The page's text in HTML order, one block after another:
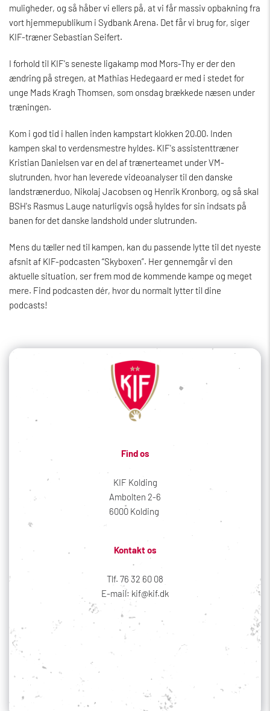
muligheder, og så håber vi ellers på, at vi får massiv opbakning fra
vort hjemmepublikum i Sydbank Arena. Det får vi brug for, siger
KIF-træner Sebastian Seifert.
I forhold til KIF's seneste ligakamp mod Mors-Thy er der den
ændring på stregen, at Mathias Hedegaard er med i stedet for
unge Mads Kragh Thomsen, som onsdag brækkede næsen under
træningen.
Kom i god tid i hallen inden kampstart klokken 20.00. Inden
kampen skal to verdensmestre hyldes. KIF's assistenttræner
Kristian Danielsen var en del af trænerteamet under VM-
slutrunden, hvor han leverede videoanalyser til den danske
landstrænerduo, Nikolaj Jacobsen og Henrik Kronborg, og så skal
BSH's Rasmus Lauge naturligvis også hyldes for sin indsats på
banen for det danske landshold under slutrunden.
Mens du tæller ned til kampen, kan du passende lytte til det nyeste
afsnit af KIF-podcasten “Skyboxen”. Her gennemgår vi den
aktuelle situation, ser frem mod de kommende kampe og meget
mere. Find podcasten dér, hvor du normalt lytter til dine
podcasts!
Find os
KIF Kolding
Ambolten 2-6
6000 Kolding
Kontakt os
Tlf. 76 32 60 08
E-mail: kif@kif.dk
Sociale medier
Din profil